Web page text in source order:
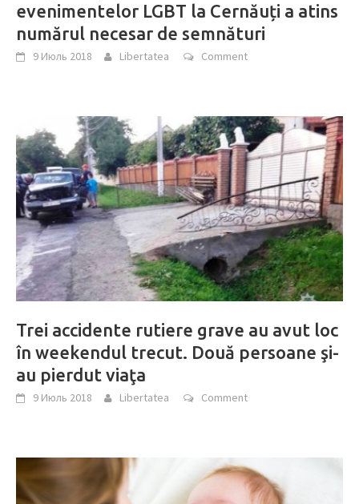
evenimentelor LGBT la Cernăuți a atins
numărul necesar de semnături
9 Июль 2018 Libertatea Comment
Trei accidente rutiere grave au avut loc
în weekendul trecut. Două persoane şi-
au pierdut viaţa
9 Июль 2018 Libertatea Comment